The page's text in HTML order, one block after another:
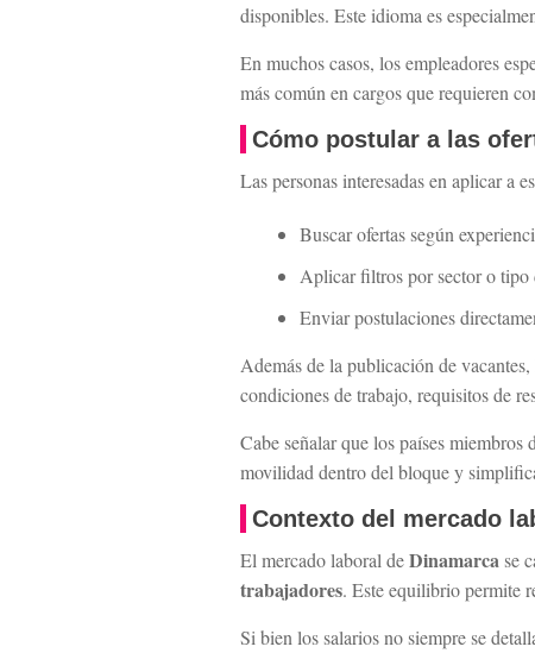
disponibles. Este idioma es
En muchos casos, los empleadores
más común en cargos que requieren
Cómo postular a las
Las personas interesadas en aplicar a
Buscar ofertas según
Aplicar filtros por sector o tipo
Enviar postulaciones
Además de la publicación de
condiciones de trabajo, requisitos de
Cabe señalar que los países
movilidad dentro del bloque y
Contexto del mercado
El mercado laboral deDinamarcase
trabajadores. Este equilibrio permite
Si bien los salarios no siempre se